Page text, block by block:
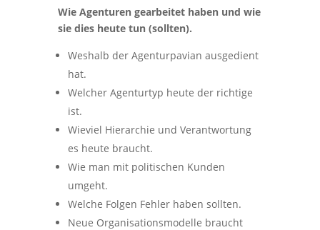
Wie Agenturen gearbeitet haben und wie
sie dies heute tun (sollten).
Weshalb der Agenturpavian ausgedient
hat.
Welcher Agenturtyp heute der richtige
ist.
Wieviel Hierarchie und Verantwortung
es heute braucht.
Wie man mit politischen Kunden
umgeht.
Welche Folgen Fehler haben sollten.
Neue Organisationsmodelle braucht